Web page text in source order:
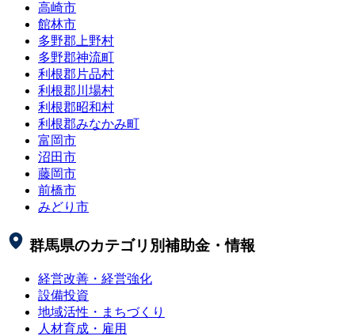
高崎市
館林市
多野郡上野村
多野郡神流町
利根郡片品村
利根郡川場村
利根郡昭和村
利根郡みなかみ町
富岡市
沼田市
藤岡市
前橋市
みどり市
群馬県のカテゴリ別補助金・情報
経営改善・経営強化
設備投資
地域活性・まちづくり
人材育成・雇用